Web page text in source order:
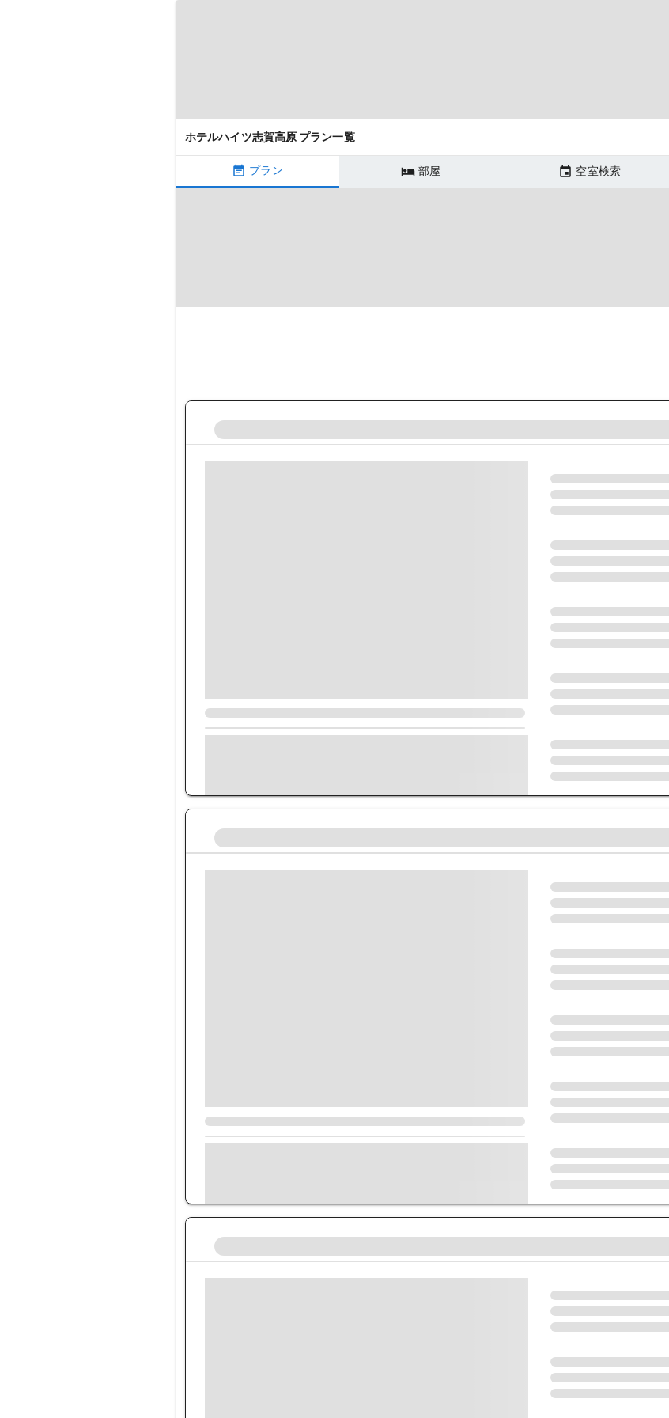
ホテルハイツ志賀高原 プラン一覧
プラン 部屋 空室検索